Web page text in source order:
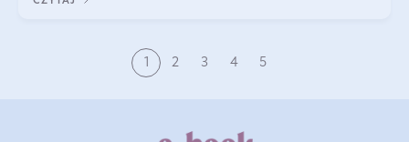
1 2 3 4 5